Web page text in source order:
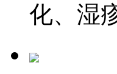
化、湿